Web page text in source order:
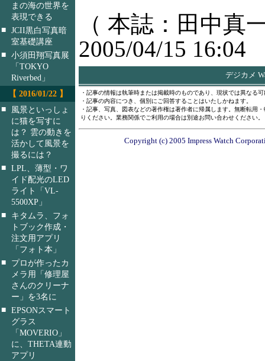
まの海の世界を
表現できる
■ JCII黒白写真暗
室基礎講座
■ 小須田翔写真展
「TOKYO
Riverbed」
【 2016/01/22 】
■
風景といっしょ
に猫を写すに
は？ 雲の動きを
活かして風景を
撮るには？
■ LPL、薄型・ワ
イド配光のLED
ライト「VL-
5500XP」
■
キタムラ、フォ
トブック作成・
注文用アプリ
「フォト本」
■
プロが作ったカ
メラ用「修理屋
さんのクリーナ
ー」を3名に
■ EPSONスマート
グラス
「MOVERIO」
に、THETA連動
アプリ
（ 本誌：田中真
2005/04/15 16:04
デジカメ
・記事の情報は執筆時または掲載時のものであり、現状では異なる
・記事の内容につき、個別にご回答することはいたしかねます。
・記事、写真、図表などの著作権は著作者に帰属します。無断転用
りください。業務関係でご利用の場合は別途お問い合わせください。
Copyright (c) 2005 Impress Watch